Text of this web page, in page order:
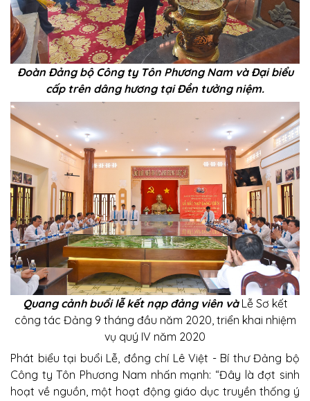
Đoàn Đảng bộ Công ty Tôn Phương Nam và Đại biểu
cấp trên dâng hương tại Đền tưởng niệm.
Quang cảnh buổi lễ kết nạp đảng viên và Lễ Sơ kết
công tác Đảng 9 tháng đầu năm 2020, triển khai nhiệm
vụ quý IV năm 2020
Phát biểu tại buổi Lễ, đồng chí Lê Việt - Bí thư Đảng bộ
Công ty Tôn Phương Nam nhấn mạnh: “Đây là đợt sinh
hoạt về nguồn, một hoạt động giáo dục truyền thống ý